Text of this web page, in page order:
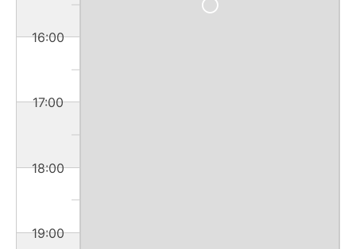
16:00
17:00
18:00
19:00